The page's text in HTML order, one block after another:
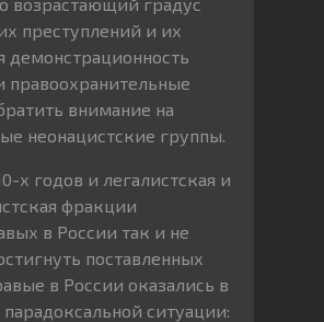
преступлений и их
демонстрационность
правоохранительные
внимание на
неонацистские группы.
х годов и легалистская и
фракции
в России так и не
поставленных
в России оказались в
ситуации: